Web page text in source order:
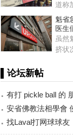
道称
满足
针
魁省
医生
虽然
挤状
▌论坛新帖
有打 pickle ball 的
Brossard
安省佛教法相學會
（第二十八
找Laval打网球球友